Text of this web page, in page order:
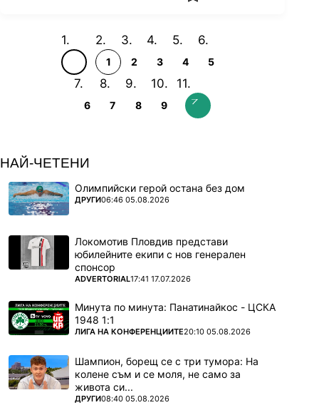
1 2 3 4 5
6 7 8 9
НАЙ-ЧЕТЕНИ
Олимпийски герой остана без дом
ПОВЕЧЕ ОТ
ДРУГИ06:46 05.08.2026
Локомотив Пловдив представи
юбилейните екипи с нов генерален
спонсор
ПОВЕЧЕ ОТ
ADVERTORIAL17:41 17.07.2026
Минута по минута: Панатинайкос - ЦСКА
1948 1:1
ПОВЕЧЕ ОТ
ЛИГА НА КОНФЕРЕНЦИИТЕ20:10 05.08.2026
Шампион, борещ се с три тумора: На
колене съм и се моля, не само за
живота си...
ПОВЕЧЕ ОТ
ДРУГИ08:40 05.08.2026